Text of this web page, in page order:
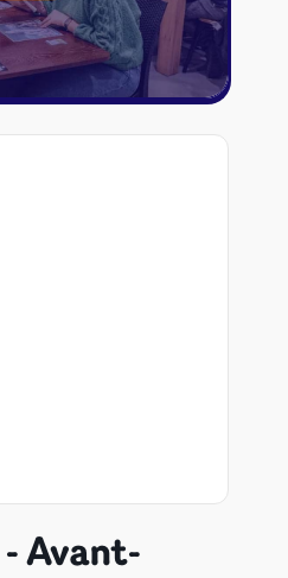
Mythos
de jeu
Avant-